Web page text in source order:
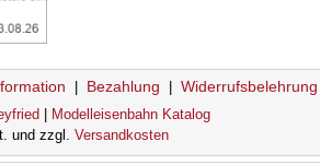
Bezahlung Widerrufsbelehrung
Modelleisenbahn Katalog
und zzgl. Versandkosten